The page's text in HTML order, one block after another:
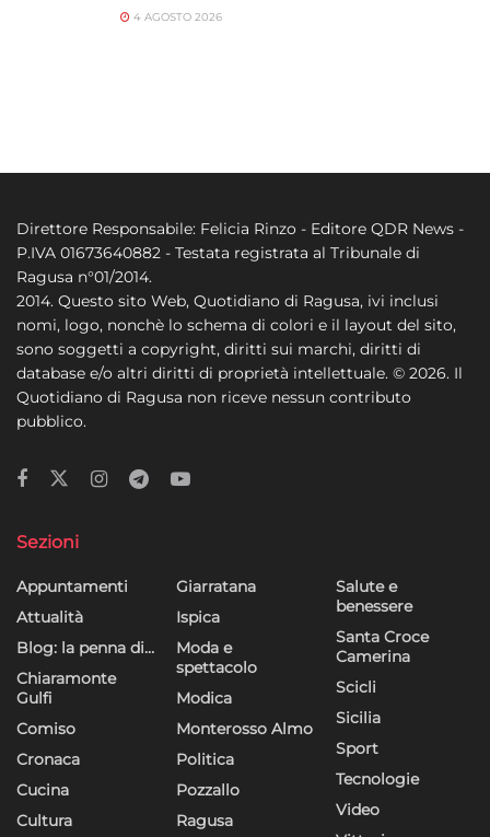
4 AGOSTO 2026
Direttore Responsabile: Felicia Rinzo - Editore QDR News -
P.IVA 01673640882 - Testata registrata al Tribunale di
Ragusa n°01/2014.
2014. Questo sito Web, Quotidiano di Ragusa, ivi inclusi
nomi, logo, nonchè lo schema di colori e il layout del sito,
sono soggetti a copyright, diritti sui marchi, diritti di
database e/o altri diritti di proprietà intellettuale. © 2026. Il
Quotidiano di Ragusa non riceve nessun contributo
pubblico.
Sezioni
Appuntamenti
Attualità
Blog: la penna di…
Chiaramonte
Gulfi
Comiso
Cronaca
Cucina
Cultura
Giarratana
Ispica
Moda e
spettacolo
Modica
Monterosso Almo
Politica
Pozzallo
Ragusa
Salute e
benessere
Santa Croce
Camerina
Scicli
Sicilia
Sport
Tecnologie
Video